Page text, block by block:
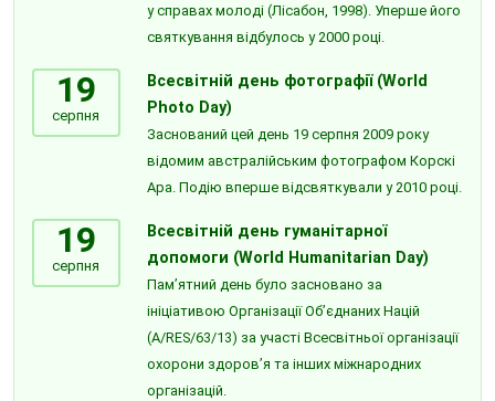
у справах молоді (Лісабон, 1998). Уперше його
святкування відбулось у 2000 році.
19
серпня
Всесвітній день фотографії (World
Photo Day)
Заснований цей день 19 серпня 2009 року
відомим австралійським фотографом Корскі
Ара. Подію вперше відсвяткували у 2010 році.
19
серпня
Всесвітній день гуманітарної
допомоги (World Humanitarian Day)
Пам’ятний день було засновано за
ініціативою Організації Об’єднаних Націй
(A/RES/63/13) за участі Всесвітньої організації
охорони здоров’я та інших міжнародних
організацій.